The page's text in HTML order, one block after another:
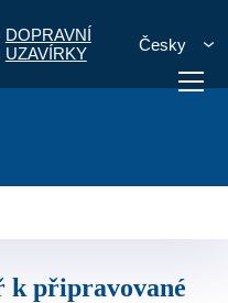
DOPRAVNÍ
UZAVÍRKY
Česky